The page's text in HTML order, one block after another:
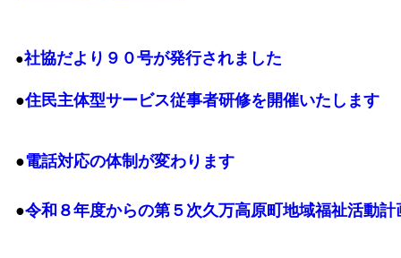
●社協だより９０号が発行されました
●住民主体型サービス従事者研修を開催いたします
●電話対応の体制が変わります
●令和８年度からの第５次久万高原町地域福祉活動